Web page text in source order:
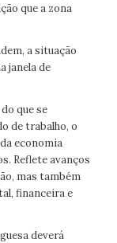
que a zona
a situação
janela de
que se
de trabalho, o
economia
Reflete avanços
mas também
financeira e
deverá